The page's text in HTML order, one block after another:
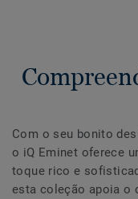
Com o seu bonito
o iQ Eminet oferece
toque rico e
esta coleção apoia o